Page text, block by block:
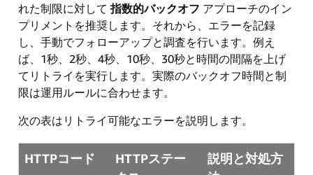
れた制限に対して 指数的バックオフ アプローチのイン
プリメントを推奨します。それから、エラーを記録
し、手動でフォローアップと調査を行います。例え
ば、1秒、2秒、4秒、10秒、30秒と時間の間隔を上げ
てリトライを実行します。実際のバックオフ時間と制
限は運用ルールに合わせます。
次の表はリトライ可能なエラーを説明します。
HTTPコード
HTTPステー
説明と対処方